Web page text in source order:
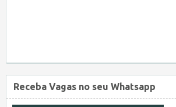
Receba Vagas no seu Whatsapp